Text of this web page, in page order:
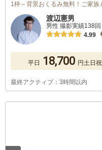
1枠～背景おくるみ無料！ご家族
渡辺憲男
男性 撮影実績138回
4.99
平日 18,700 円土日祝
最終アクティブ：3時間以内